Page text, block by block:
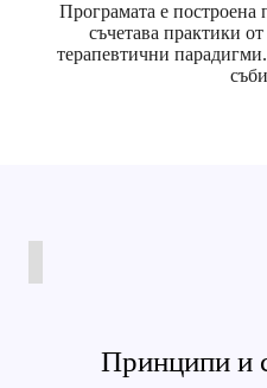
Програмата е
съчетава практики
терапевтични
Принципи и